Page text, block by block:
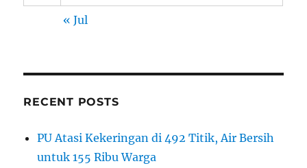
« Jul
RECENT POSTS
PU Atasi Kekeringan di 492 Titik, Air Bersih
untuk 155 Ribu Warga